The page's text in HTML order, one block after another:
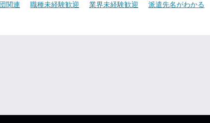
関連 職種未経験歓迎 業界未経験歓迎
派遣先名がわかる